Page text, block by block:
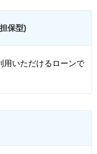
保型)
用いただけるローンで